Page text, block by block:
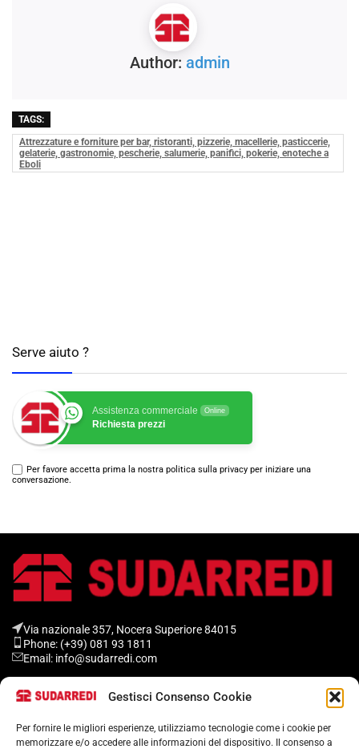
Gestisci Consenso Cookie
Per fornire le migliori esperienze, utilizziamo tecnologie come i cookie per
memorizzare e/o accedere alle informazioni del dispositivo. Il consenso a
Author: admin
TAGS:
Attrezzature e forniture per bar, ristoranti, pizzerie, macellerie, pasticcerie,
gelaterie, gastronomie, pescherie, salumerie, panifici, pokerie, enoteche a
Eboli
Serve aiuto ?
Assistenza commerciale Online
Richiesta prezzi
Per favore accetta prima la nostra politica sulla privacy per iniziare una
conversazione.
Via nazionale 357, Nocera Superiore 84015​
Phone: (+39) 081 93 1811
Email: info@sudarredi.com
SCUOLA
UFFICIO